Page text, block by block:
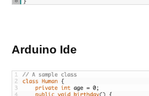
Arduino Ide